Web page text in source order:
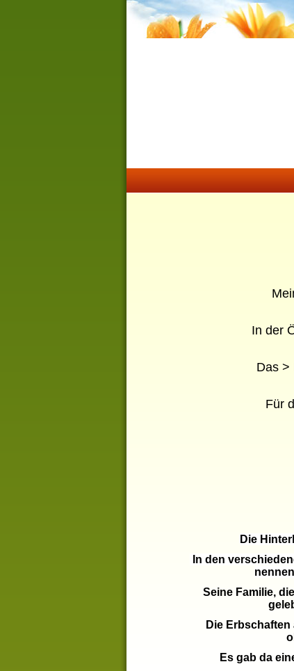
In der
Das >
Für
Die
In den
Seine Familie,
Die Erbschaften
Es gab da